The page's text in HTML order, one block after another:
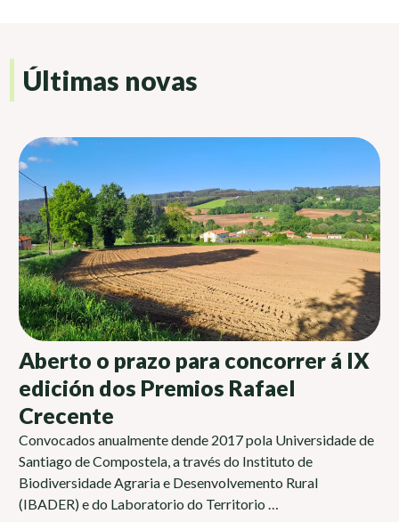
Últimas novas
Aberto o prazo para concorrer á IX
edición dos Premios Rafael
Crecente
Convocados anualmente dende 2017 pola Universidade de
Santiago de Compostela, a través do Instituto de
Biodiversidade Agraria e Desenvolvemento Rural
(IBADER) e do Laboratorio do Territorio …